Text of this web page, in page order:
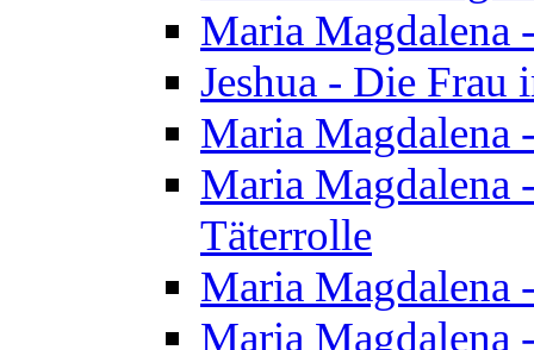
Maria Magdalena
Jeshua - Die Frau
Maria Magdalena
Maria Magdalena
Täterrolle
Maria Magdalena
Maria Magdalena